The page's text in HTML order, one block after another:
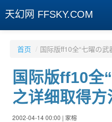
天幻网 FFSKY.COM
周边
娱乐
首页 / 国际版ff10全“七曜の
国际版ff10全
之详细取得
2002-04-14 00:00 | 家榕